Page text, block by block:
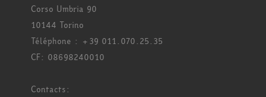
Corso Umbria 90
10144 Torino
Téléphone : +39 011.070.25.35
CF: 08698240010
Contacts: